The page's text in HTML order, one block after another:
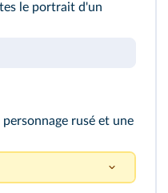
le portrait d'un
rusé et une